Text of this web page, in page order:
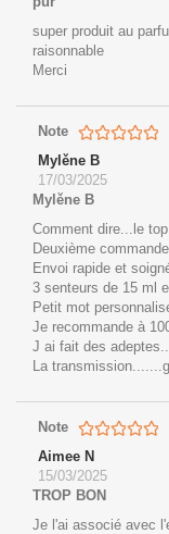
super produit au
raisonnable
Merci
Note
Mylěne B
17/03/2025
Mylěne B
Comment dire...le
Deuxième
Envoi rapide et
3 senteurs de 15 ml
Petit mot
Je recommande à
J ai fait des
La
Note
Aimee N
15/03/2025
TROP BON
Je l'ai associé avec